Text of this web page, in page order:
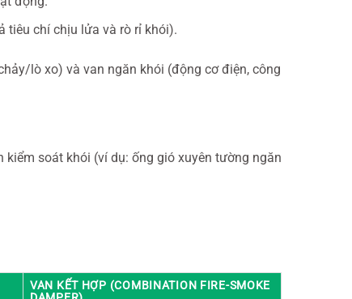
tiêu chí chịu lửa và rò rỉ khói).
lò xo) và van ngăn khói (động cơ điện, công
soát khói (ví dụ: ống gió xuyên tường ngăn
VAN KẾT HỢP (COMBINATION FIRE-SMOKE